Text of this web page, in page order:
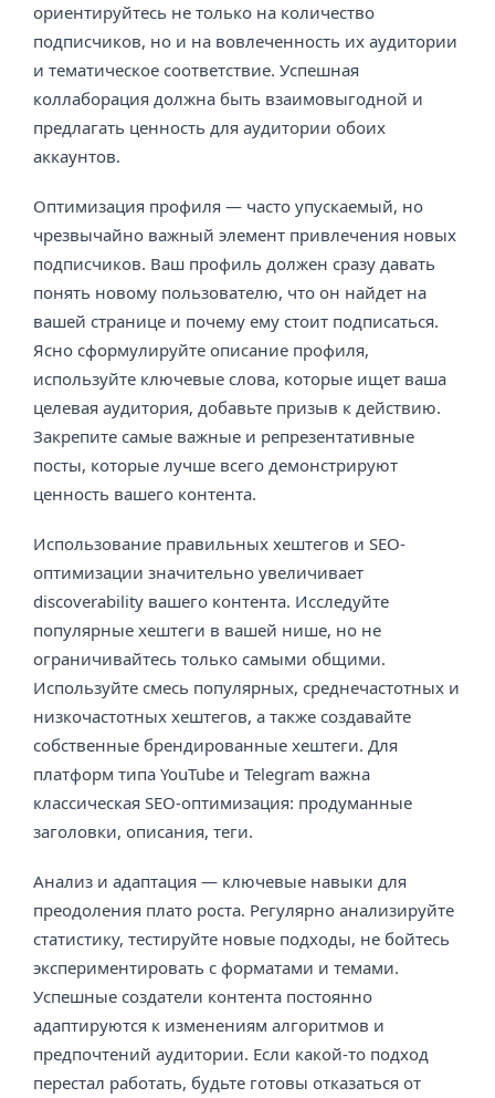
ориентируйтесь не только на количество
подписчиков, но и на вовлеченность их аудитории
и тематическое соответствие. Успешная
коллаборация должна быть взаимовыгодной и
предлагать ценность для аудитории обоих
аккаунтов.
Оптимизация профиля — часто упускаемый, но
чрезвычайно важный элемент привлечения новых
подписчиков. Ваш профиль должен сразу давать
понять новому пользователю, что он найдет на
вашей странице и почему ему стоит подписаться.
Ясно сформулируйте описание профиля,
используйте ключевые слова, которые ищет ваша
целевая аудитория, добавьте призыв к действию.
Закрепите самые важные и репрезентативные
посты, которые лучше всего демонстрируют
ценность вашего контента.
Использование правильных хештегов и SEO-
оптимизации значительно увеличивает
discoverability вашего контента. Исследуйте
популярные хештеги в вашей нише, но не
ограничивайтесь только самыми общими.
Используйте смесь популярных, среднечастотных и
низкочастотных хештегов, а также создавайте
собственные брендированные хештеги. Для
платформ типа YouTube и Telegram важна
классическая SEO-оптимизация: продуманные
заголовки, описания, теги.
Анализ и адаптация — ключевые навыки для
преодоления плато роста. Регулярно анализируйте
статистику, тестируйте новые подходы, не бойтесь
экспериментировать с форматами и темами.
Успешные создатели контента постоянно
адаптируются к изменениям алгоритмов и
предпочтений аудитории. Если какой-то подход
перестал работать, будьте готовы отказаться от